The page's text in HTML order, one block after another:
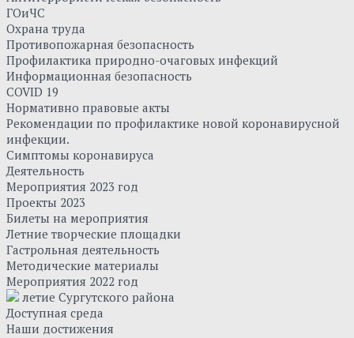
ГОиЧС
Охрана труда
Противопожарная безопасность
Профилактика природно-очаговых инфекций
Информационная безопасность
COVID 19
Нормативно правовые акты
Рекомендации по профилактике новой коронавирусной
инфекции.
Симптомы коронавируса
Деятельность
Мероприятия 2023 год
Проекты 2023
Билеты на мероприятия
Летние творческие площадки
Гастрольная деятельность
Методические материалы
Мероприятия 2022 год
летие Сургутского района
Доступная среда
Наши достижения